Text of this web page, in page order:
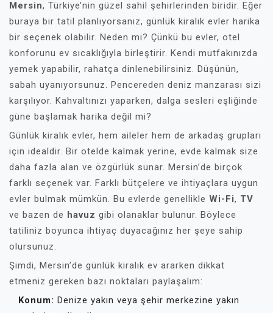
Mersin, Türkiye’nin güzel sahil şehirlerinden biridir. Eğer
buraya bir tatil planlıyorsanız, günlük kiralık evler harika
bir seçenek olabilir. Neden mi? Çünkü bu evler, otel
konforunu ev sıcaklığıyla birleştirir. Kendi mutfakınızda
yemek yapabilir, rahatça dinlenebilirsiniz. Düşünün,
sabah uyanıyorsunuz. Pencereden deniz manzarası sizi
karşılıyor. Kahvaltınızı yaparken, dalga sesleri eşliğinde
güne başlamak harika değil mi?
Günlük kiralık evler, hem aileler hem de arkadaş grupları
için idealdir. Bir otelde kalmak yerine, evde kalmak size
daha fazla alan ve özgürlük sunar. Mersin’de birçok
farklı seçenek var. Farklı bütçelere ve ihtiyaçlara uygun
evler bulmak mümkün. Bu evlerde genellikle Wi-Fi, TV
ve bazen de havuz gibi olanaklar bulunur. Böylece
tatiliniz boyunca ihtiyaç duyacağınız her şeye sahip
olursunuz.
Şimdi, Mersin’de günlük kiralık ev ararken dikkat
etmeniz gereken bazı noktaları paylaşalım:
Konum: Denize yakın veya şehir merkezine yakın